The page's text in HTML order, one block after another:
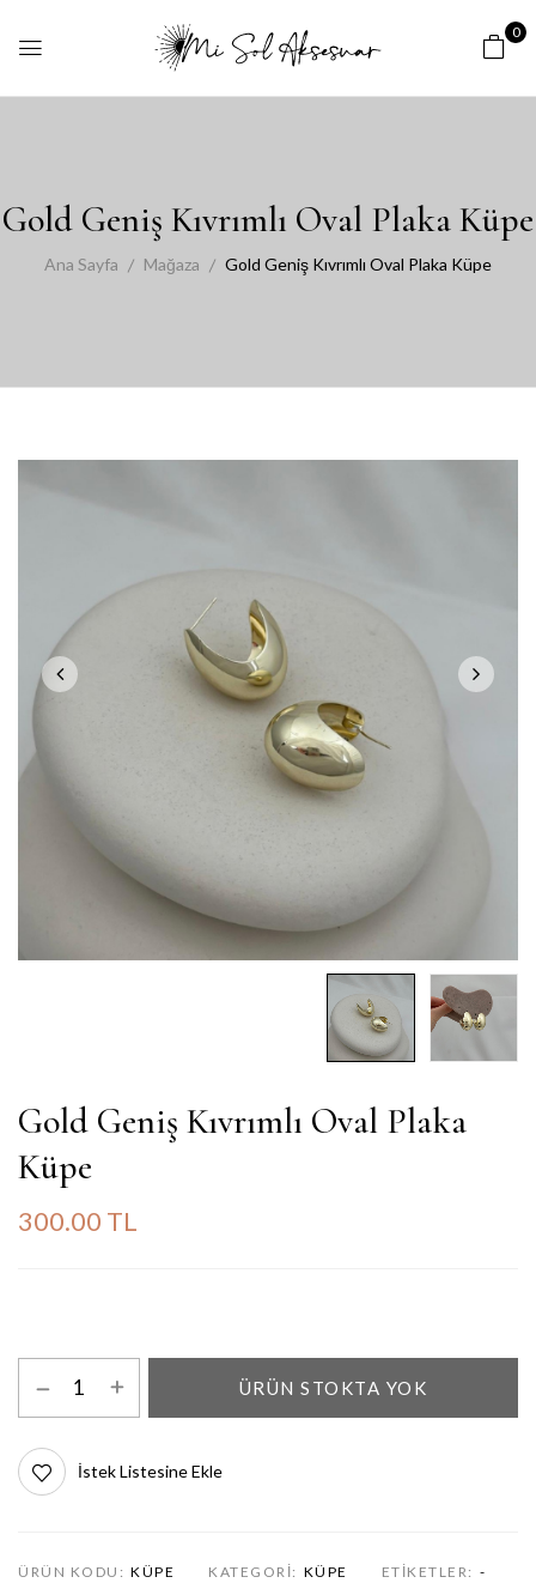
0
Gold Geniş Kıvrımlı Oval Plaka Küpe
Ana Sayfa Mağaza Gold Geniş Kıvrımlı Oval Plaka Küpe
Gold Geniş Kıvrımlı Oval Plaka
Küpe
300.00 TL
ÜRÜN STOKTA YOK
İstek Listesine Ekle
ÜRÜN KODU: KÜPE KATEGORI: KÜPE ETIKETLER: -